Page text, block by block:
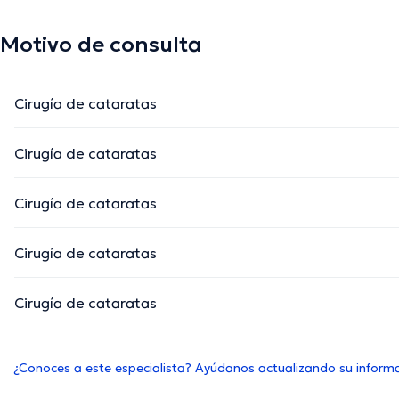
Motivo de consulta
Cirugía de cataratas
Cirugía de cataratas
Cirugía de cataratas
Cirugía de cataratas
Cirugía de cataratas
¿Conoces a este especialista? Ayúdanos actualizando su